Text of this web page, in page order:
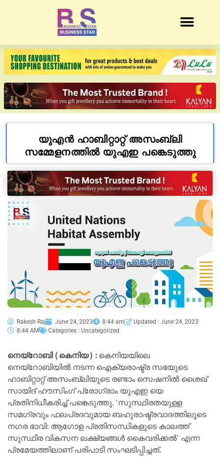
യുഎൻ ഹാബിറ്റാറ്റ് അസംബ്ലി
സമ്മേളനത്തിൽ യുഎഇ പങ്കെടുത്തു
Rakesh Raj June 24, 2023 8:44 am
Updated : June 24, 2023
8:44 AM
Categories : Uncategorized
നെയ്‌റോബി (കെനിയ) :കെനിയയിലെ
നെയ്‌റോബിയിൽ നടന്ന ഐക്യരാഷ്ട്ര സഭയുടെ
ഹാബിറ്റാറ്റ് അസംബ്ലിയുടെ രണ്ടാം സെഷനിൽ ശൈഖ്
സായിദ് ഹൗസിംഗ് പ്രോഗ്രാം യുഎഇ യെ
പ്രതിനിധീകരിച്ച് പങ്കെടുത്തു. ‘സുസ്ഥിരതയുള്ള
സമഗ്രവും ഫലപ്രദവുമായ ബഹുരാഷ്ട്രവാദത്തിലൂടെ
നഗര ഭാവി: ആഗോള പ്രതിസന്ധികളുടെ കാലത്ത്
സുസ്ഥിര വികസന ലക്ഷ്യങ്ങൾ കൈവരിക്കൽ’ എന്ന
പ്രമേയത്തിലാണ് പരിപാടി സംഘടിപ്പിച്ചത്.